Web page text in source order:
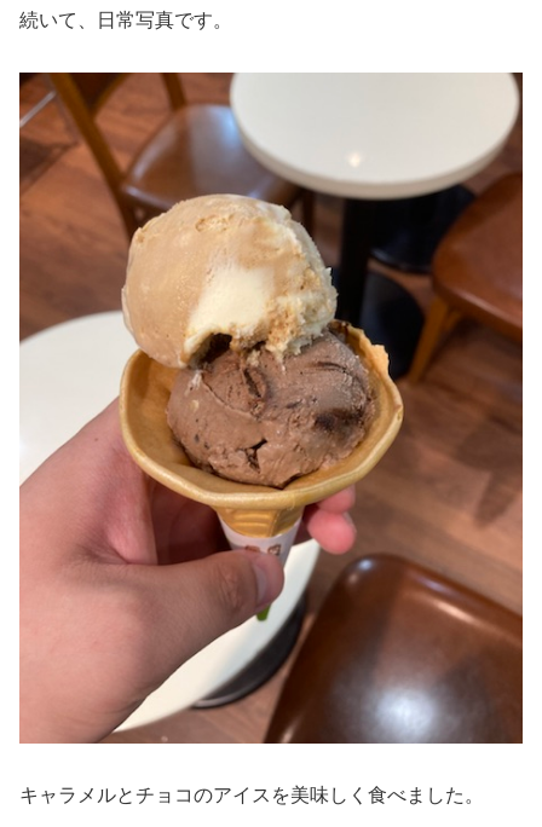
続いて、日常写真です。
キャラメルとチョコのアイスを美味しく食べました。